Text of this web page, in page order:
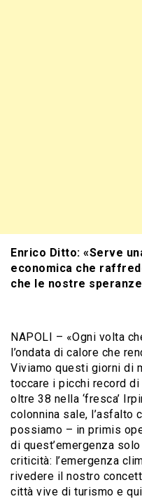
Enrico Ditto: «Serve
economica che
che le nostre
NAPOLI – «Ogni volta
l’ondata di calore che
Viviamo questi giorni di
toccare i picchi record
oltre 38 nella ‘fresca’
colonnina sale, l’asfalto
possiamo – in primis
di quest’emergenza
criticità: l’emergenza
rivedere il nostro
città vive di turismo e